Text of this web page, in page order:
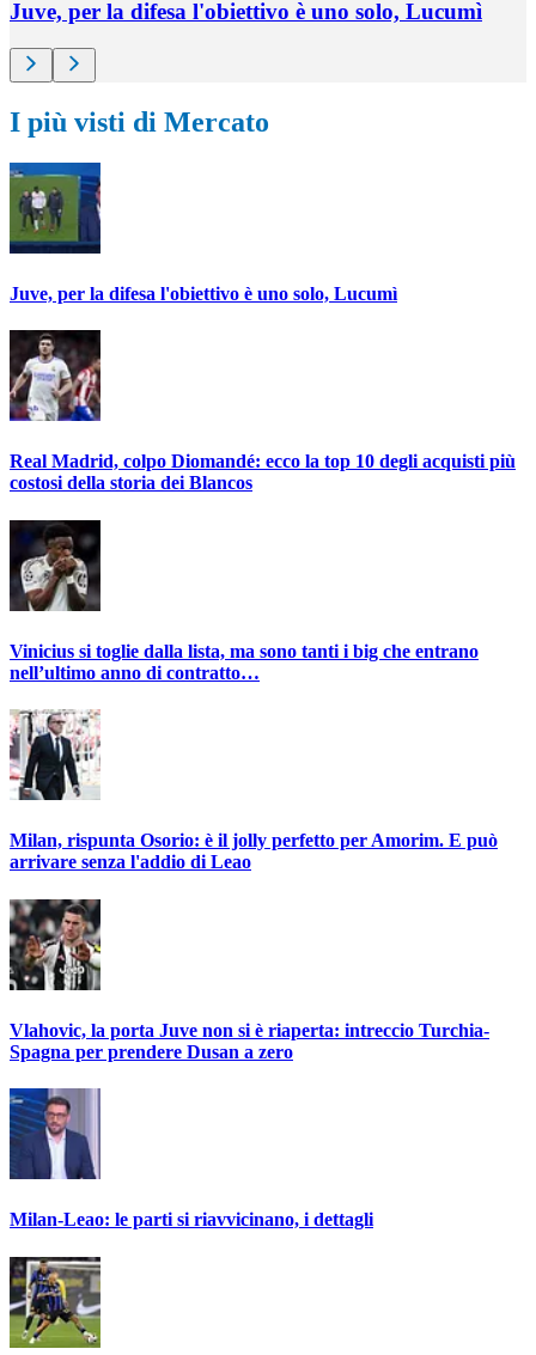
Juve, per la difesa l'obiettivo è uno solo, Lucumì
I più visti di Mercato
Juve, per la difesa l'obiettivo è uno solo, Lucumì
Real Madrid, colpo Diomandé: ecco la top 10 degli acquisti più
costosi della storia dei Blancos
Vinicius si toglie dalla lista, ma sono tanti i big che entrano
nell’ultimo anno di contratto…
Milan, rispunta Osorio: è il jolly perfetto per Amorim. E può
arrivare senza l'addio di Leao
Vlahovic, la porta Juve non si è riaperta: intreccio Turchia-
Spagna per prendere Dusan a zero
Milan-Leao: le parti si riavvicinano, i dettagli